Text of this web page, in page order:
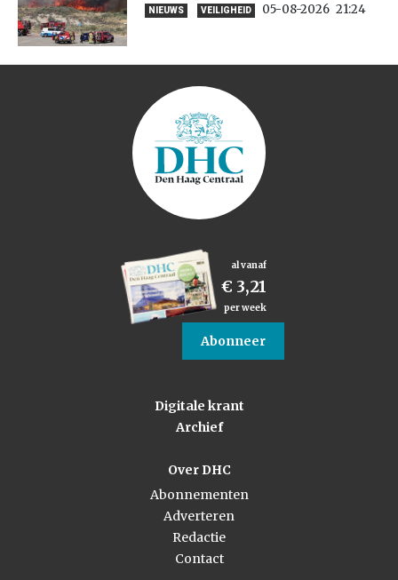
NIEUWS VEILIGHEID 05-08-2026 21:24
al vanaf
€ 3,21
per week
Abonneer
Digitale krant
Archief
Over DHC
Abonnementen
Adverteren
Redactie
Contact